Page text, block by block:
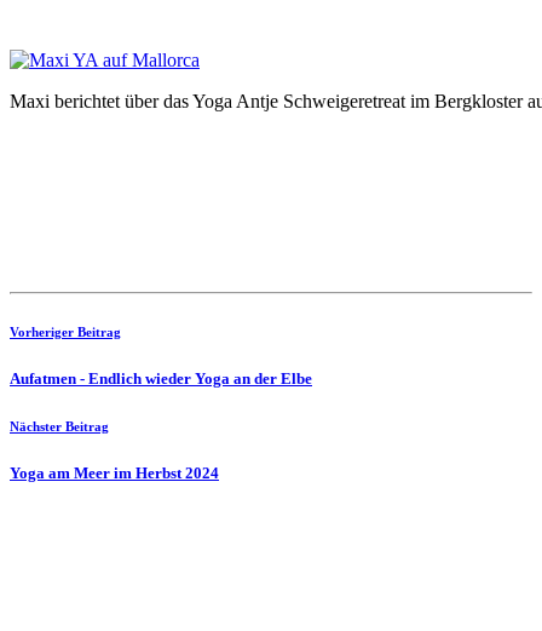
Maxi berichtet über das Yoga Antje Schweigeretreat im Bergkloster
Vorheriger Beitrag
Aufatmen - Endlich wieder Yoga an der Elbe
Nächster Beitrag
Yoga am Meer im Herbst 2024